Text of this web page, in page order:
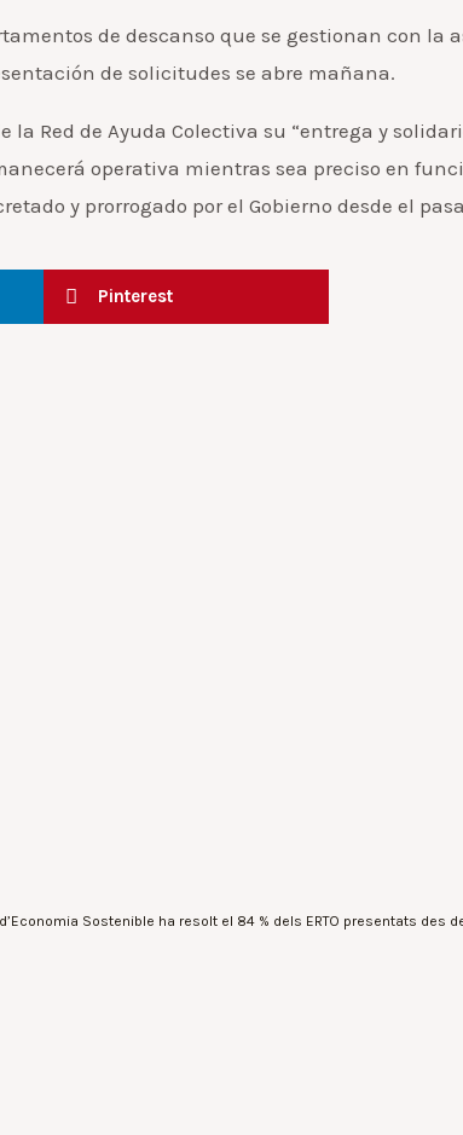
de descanso que se gestionan con la
de solicitudes se abre mañana.
Red de Ayuda Colectiva su “entrega y
operativa mientras sea preciso en
y prorrogado por el Gobierno desde el
Pinterest